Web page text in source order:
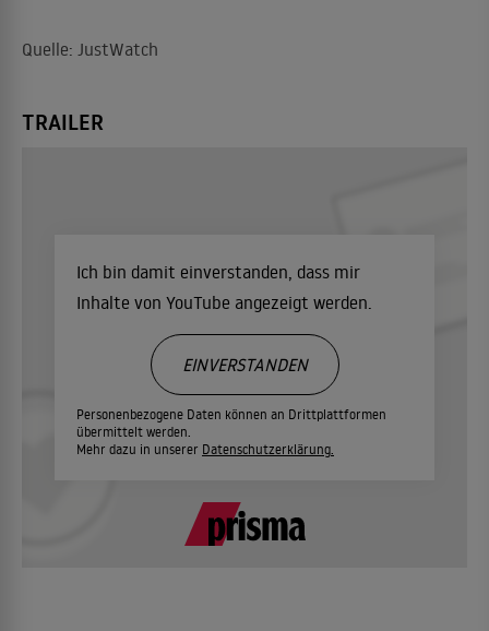
Quelle: JustWatch
TRAILER
Ich bin damit einverstanden, dass mir
Inhalte von YouTube angezeigt werden.
Personenbezogene Daten können an Drittplattformen
übermittelt werden.
Mehr dazu in unserer Datenschutzerklärung.
EINVERSTANDEN